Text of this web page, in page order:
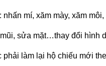
nhấn mí, xăm mày, xăm
sửa mặt…thay đổi hình
phải làm lại hộ chiếu mới